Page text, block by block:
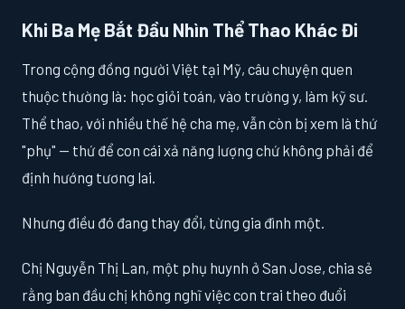
Khi Ba Mẹ Bắt Đầu Nhìn Thể Thao Khác Đi
Trong cộng đồng người Việt tại Mỹ, câu chuyện quen
thuộc thường là: học giỏi toán, vào trường y, làm kỹ sư.
Thể thao, với nhiều thế hệ cha mẹ, vẫn còn bị xem là thứ
"phụ" — thứ để con cái xả năng lượng chứ không phải để
định hướng tương lai.
Nhưng điều đó đang thay đổi, từng gia đình một.
Chị Nguyễn Thị Lan, một phụ huynh ở San Jose, chia sẻ
rằng ban đầu chị không nghĩ việc con trai theo đuổi